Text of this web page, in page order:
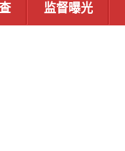
监督曝光